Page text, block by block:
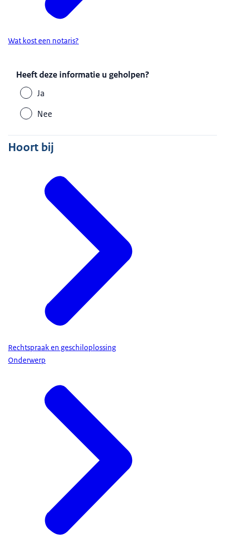
Wat kost een notaris?
Heeft deze informatie u geholpen?
Ja
Nee
Hoort bij
Rechtspraak en geschiloplossing
Onderwerp